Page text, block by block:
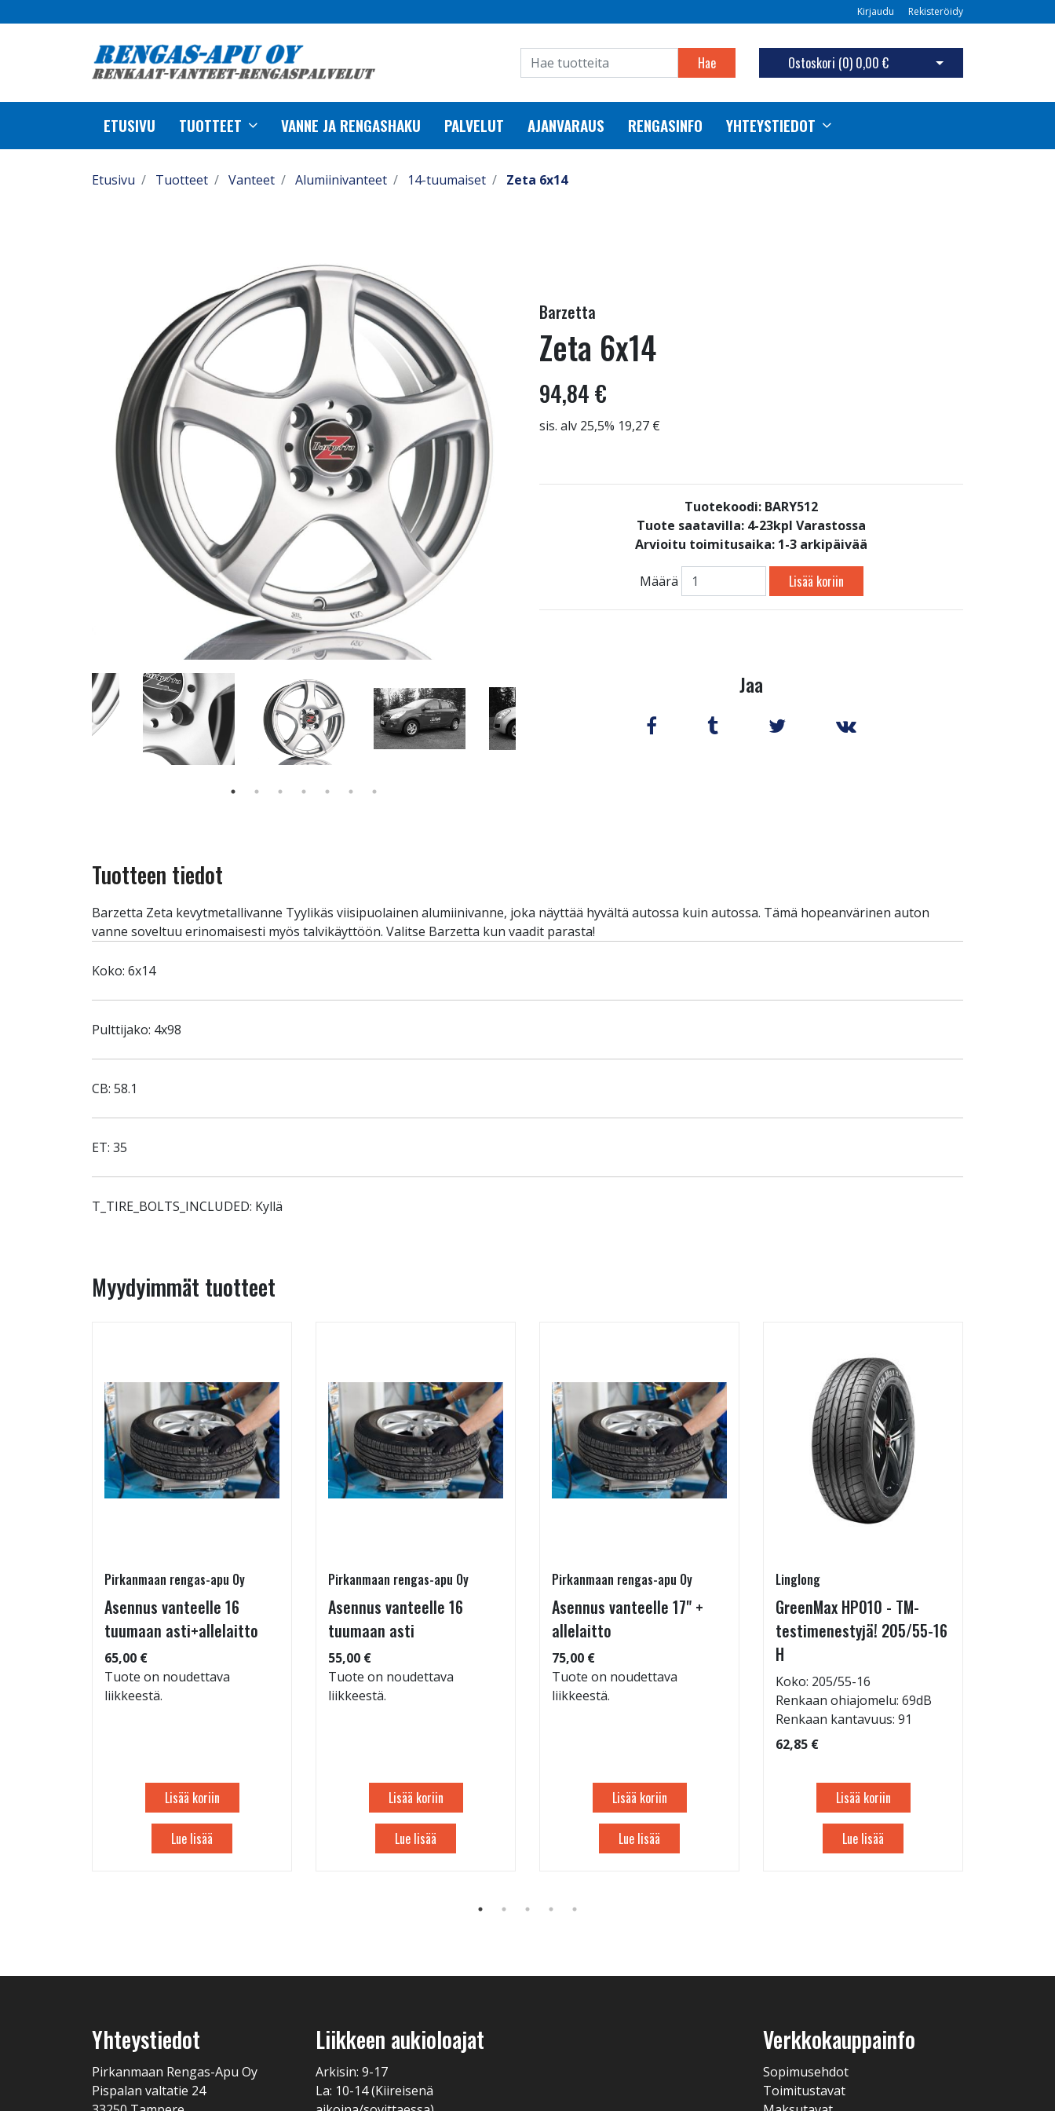
Kirjaudu Rekisteröidy
Hae Ostoskori (0) 0,00 € Avaa ostoskori
ETUSIVU TUOTTEET VANNE JA RENGASHAKU PALVELUT AJANVARAUS RENGASINFO YHTEYSTIEDOT
Etusivu Tuotteet Vanteet Alumiinivanteet 14-tuumaiset Zeta 6x14
Barzetta
Zeta 6x14
94,84 €
sis. alv 25,5% 19,27 €
Tuotekoodi: BARY512
Tuote saatavilla: 4-23kpl Varastossa
Arvioitu toimitusaika: 1-3 arkipäivää
Määrä Lisää koriin
Jaa
Tuotteen tiedot
Barzetta Zeta kevytmetallivanne Tyylikäs viisipuolainen alumiinivanne, joka näyttää hyvältä autossa kuin autossa. Tämä hopeanvärinen auton
vanne soveltuu erinomaisesti myös talvikäyttöön. Valitse Barzetta kun vaadit parasta!
Koko: 6x14
Pulttijako: 4x98
CB: 58.1
ET: 35
T_TIRE_BOLTS_INCLUDED: Kyllä
Myydyimmät tuotteet
Pirkanmaan rengas-apu Oy
Asennus vanteelle 16
tuumaan asti+allelaitto
65,00 €
Tuote on noudettava
liikkeestä.
Lisää koriin
Lue lisää
Pirkanmaan rengas-apu Oy
Asennus vanteelle 16
tuumaan asti
55,00 €
Tuote on noudettava
liikkeestä.
Lisää koriin
Lue lisää
Pirkanmaan rengas-apu Oy
Asennus vanteelle 17" +
allelaitto
75,00 €
Tuote on noudettava
liikkeestä.
Lisää koriin
Lue lisää
Linglong
GreenMax HP010 - TM-
testimenestyjä! 205/55-16
H
Koko: 205/55-16
Renkaan ohiajomelu: 69dB
Renkaan kantavuus: 91
62,85 €
Lisää koriin
Lue lisää
Yhteystiedot
Pirkanmaan Rengas-Apu Oy
Pispalan valtatie 24
Liikkeen aukioloajat
Arkisin: 9-17
La: 10-14 (Kiireisenä
Verkkokauppainfo
Sopimusehdot
Toimitustavat